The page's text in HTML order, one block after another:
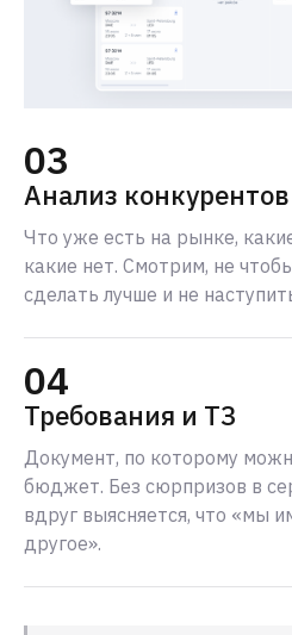
03
Анализ конкурентов
Что уже есть на рынке,
какие нет. Смотрим, не
сделать лучше и не
04
Требования и ТЗ
Документ, по которому
бюджет. Без сюрпризов в
вдруг выясняется, что «мы
другое».